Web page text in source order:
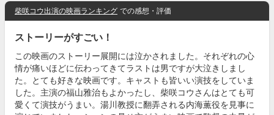
柴咲コウ出演の映画ランキング での感想・評価
ストーリーがすごい！
この映画のストーリー展開には泣かされました。それぞれの心
情が痛いほどに伝わってきてラストは男ですが大泣きしまし
た。とても好きな映画です。キャストも皆いい演技をしていま
した。主演の福山雅治もよかったし、柴咲コウさんはとても可
愛くて演技がうまい。湯川教授に翻弄される内海薫役を見事に